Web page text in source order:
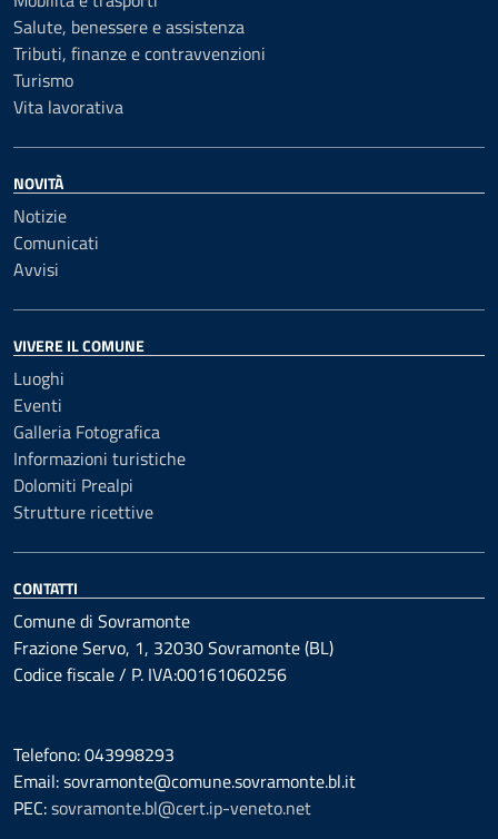
Salute, benessere e assistenza
Tributi, finanze e contravvenzioni
Turismo
Vita lavorativa
NOVITÀ
Notizie
Comunicati
Avvisi
VIVERE IL COMUNE
Luoghi
Eventi
Galleria Fotografica
Informazioni turistiche
Dolomiti Prealpi
Strutture ricettive
CONTATTI
Comune di Sovramonte
Frazione Servo, 1, 32030 Sovramonte (BL)
Codice fiscale / P. IVA:00161060256
Telefono: 043998293
Email: sovramonte@comune.sovramonte.bl.it
PEC:sovramonte.bl@cert.ip-veneto.net